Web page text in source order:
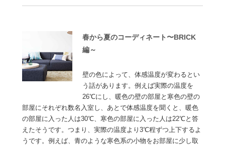
春から夏のコーディネート〜BRICK
編～
壁の色によって、体感温度が変わるとい
う話があります。例えば実際の温度を
26℃にし、暖色の壁の部屋と寒色の壁の
部屋にそれぞれ数名入室し、あとで体感温度を聞くと、暖色
の部屋に入った人は30℃、寒色の部屋に入った人は22℃と答
えたそうです。つまり、実際の温度より3℃程ずつ上下するよ
うです。例えば、青のような寒色系の小物をお部屋に少し取